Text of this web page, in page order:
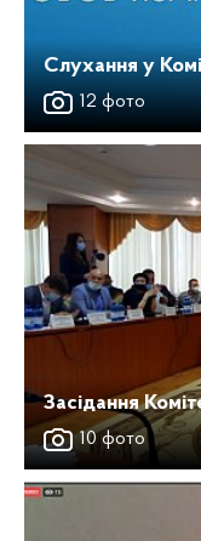
Слухання у
12 фото
Засідання
10 фото